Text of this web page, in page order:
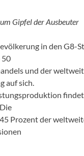
Gipfel der Ausbeuter
in den G8-
50
und der
auf sich.
Prozent der